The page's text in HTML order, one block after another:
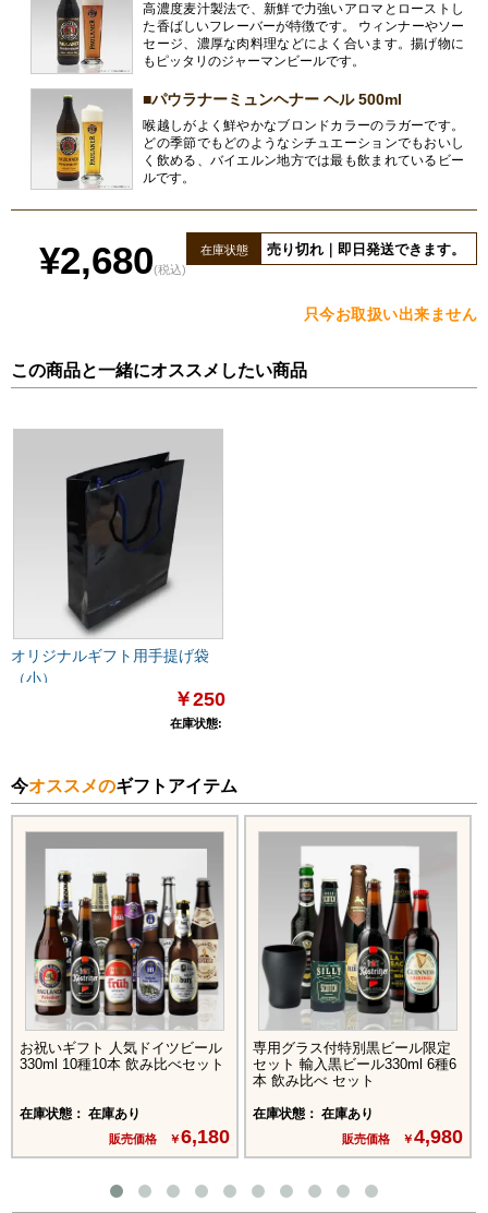
高濃度麦汁製法で、新鮮で力強いアロマとローストし
た香ばしいフレーバーが特徴です。 ウィンナーやソー
セージ、濃厚な肉料理などによく合います。揚げ物に
もピッタリのジャーマンビールです。
■パウラナーミュンヘナー ヘル 500ml
喉越しがよく鮮やかなブロンドカラーのラガーです。
どの季節でもどのようなシチュエーションでもおいし
く飲める、バイエルン地方では最も飲まれているビー
ルです。
在庫状態 売り切れ｜即日発送できます。
¥2,680(税込)
只今お取扱い出来ません
この商品と一緒にオススメしたい商品
オリジナルギフト用手提げ袋
（小）
￥250
在庫状態:
今オススメのギフトアイテム
お祝いギフト 人気ドイツビール
330ml 10種10本 飲み比べセット
在庫状態： 在庫あり
販売価格 ￥6,180
専用グラス付特別黒ビール限定
セット 輸入黒ビール330ml 6種6
本 飲み比べ セット
在庫状態： 在庫あり
販売価格 ￥4,980